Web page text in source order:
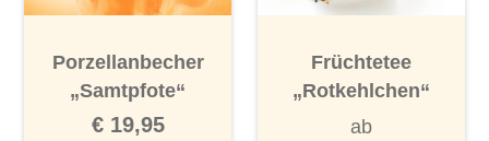
Porzellanbecher
„Samtpfote“
€ 19,95
Früchtetee
„Rotkehlchen“
ab